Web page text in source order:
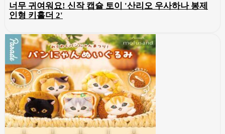
너무 귀여워요! 신작 캡슐 토이 '산리오 우사하나 봉제
인형 키홀더 2'